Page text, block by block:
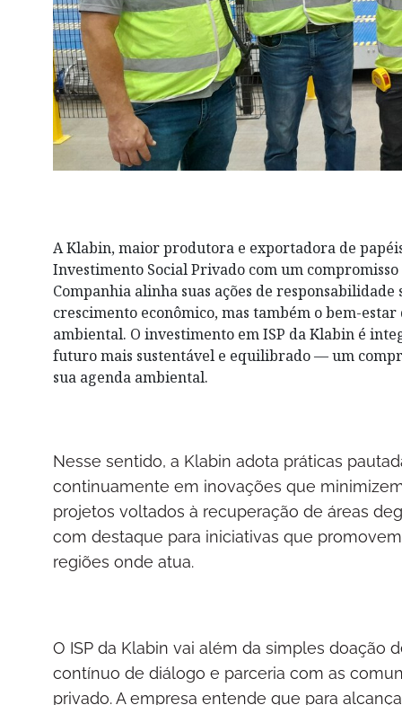
A Klabin, maior produtora e exportadora de
Investimento Social Privado com um
Companhia alinha suas ações de
crescimento econômico, mas também o bem-
ambiental. O investimento em ISP da Klabin é
futuro mais sustentável e equilibrado — um
sua agenda ambiental.
Nesse sentido, a Klabin adota práticas
continuamente em inovações que
projetos voltados à recuperação de áreas
com destaque para iniciativas que
regiões onde atua.
O ISP da Klabin vai além da simples doação
contínuo de diálogo e parceria com as
privado. A empresa entende que para